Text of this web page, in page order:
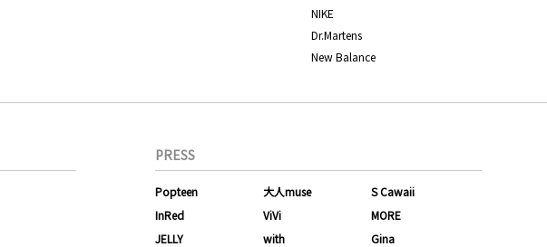
NIKE
Dr.Martens
New Balance
PRESS
Popteen 大人muse
S Cawaii
InRed
ViVi
MORE
JELLY
with
Gina